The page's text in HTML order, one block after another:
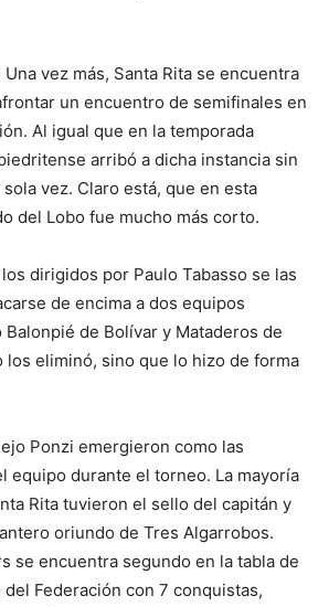
vez más, Santa Rita se encuentra
un encuentro de semifinales en
Al igual que en la temporada
arribó a dicha instancia sin
vez. Claro está, que en esta
del Lobo fue mucho más corto.
dirigidos por Paulo Tabasso se las
de encima a dos equipos
de Bolívar y Mataderos de
los eliminó, sino que lo hizo de forma
Ponzi emergieron como las
equipo durante el torneo. La mayoría
Rita tuvieron el sello del capitán y
oriundo de Tres Algarrobos.
se encuentra segundo en la tabla de
Federación con 7 conquistas,